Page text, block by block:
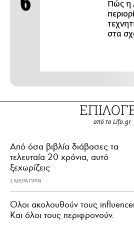
Πώς η
στα
από το Lifo.gr
Από όσα βιβλία διάβασες τα
τελευταία 20 χρόνια, αυτό
ξεχωρίζεις
1 ΜΕΡΑ ΠΡΙΝ
Όλοι ακολουθούν τους
Και όλοι τους περιφρονούν.